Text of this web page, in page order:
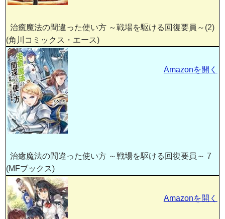
治癒魔法の間違った使い方 ～戦場を駆ける回復要員～(2)
(角川コミックス・エース)
治癒魔法の間違った使い方 ～戦場を駆ける回復要員～ 7
(MFブックス)
Amazonを開く
Amazonを開く